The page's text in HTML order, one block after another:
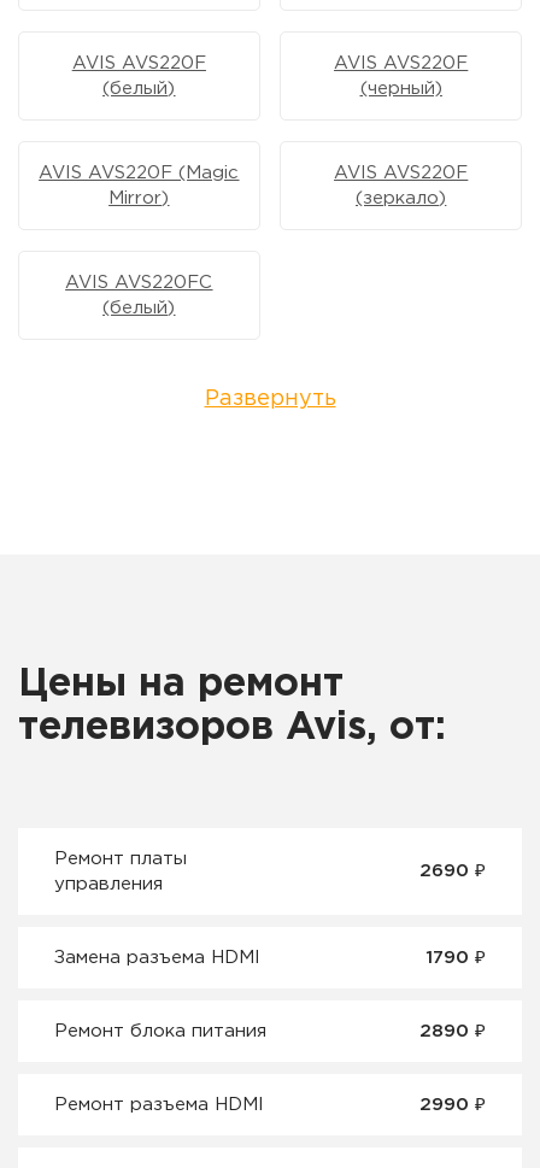
AVIS AVS220F
(белый)
AVIS AVS220F
(черный)
AVIS AVS220F (Magic
Mirror)
AVIS AVS220F
(зеркало)
AVIS AVS220FC
(белый)
Развернуть
Цены на ремонт
телевизоров Avis, от:
Ремонт платы
управления
2690 ₽
Замена разъема HDMI 1790 ₽
Ремонт блока питания 2890 ₽
Ремонт разъема HDMI 2990 ₽